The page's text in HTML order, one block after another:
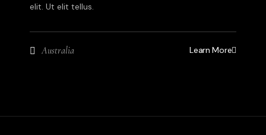
elit. Ut elit tellus.
Australia Learn More